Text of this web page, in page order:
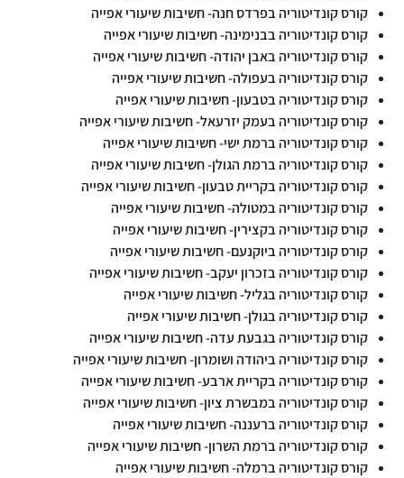
קורס קונדיטוריה בפרדס חנה- חשיבות שיעורי אפייה
קורס קונדיטוריה בבנימינה- חשיבות שיעורי אפייה
קורס קונדיטוריה באבן יהודה- חשיבות שיעורי אפייה
קורס קונדיטוריה בעפולה- חשיבות שיעורי אפייה
קורס קונדיטוריה בטבעון- חשיבות שיעורי אפייה
קורס קונדיטוריה בעמק יזרעאל- חשיבות שיעורי אפייה
קורס קונדיטוריה ברמת ישי- חשיבות שיעורי אפייה
קורס קונדיטוריה ברמת הגולן- חשיבות שיעורי אפייה
קורס קונדיטוריה בקריית טבעון- חשיבות שיעורי אפייה
קורס קונדיטוריה במטולה- חשיבות שיעורי אפייה
קורס קונדיטוריה בקצירין- חשיבות שיעורי אפייה
קורס קונדיטוריה ביוקנעם- חשיבות שיעורי אפייה
קורס קונדיטוריה בזכרון יעקב- חשיבות שיעורי אפייה
קורס קונדיטוריה בגליל- חשיבות שיעורי אפייה
קורס קונדיטוריה בגולן- חשיבות שיעורי אפייה
קורס קונדיטוריה בגבעת עדה- חשיבות שיעורי אפייה
קורס קונדיטוריה ביהודה ושומרון- חשיבות שיעורי אפייה
קורס קונדיטוריה בקריית ארבע- חשיבות שיעורי אפייה
קורס קונדיטוריה במבשרת ציון- חשיבות שיעורי אפייה
קורס קונדיטוריה ברעננה- חשיבות שיעורי אפייה
קורס קונדיטוריה ברמת השרון- חשיבות שיעורי אפייה
קורס קונדיטוריה ברמלה- חשיבות שיעורי אפייה